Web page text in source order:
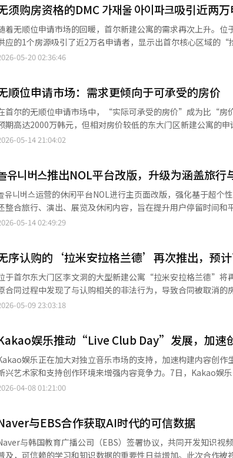
结果单（健康证）、居民登记册副本和托斯银行账户复印件。
证是必须提交的文件，以前需要在检查后再次前往卫生所领
保存和提交。 托斯银行还增强了针对个体经营者的功能。托
“个体经营者迷你主页”进行了整合。这样，商家不仅可以管
签署及相关文件准备等多项业务。 托斯银行相关人士表示：“
。”※ 本报道经人工智能（AI）系统翻译与编辑。
须购房资格的DMC 가재울 아이파크吸引近两
着无顺位申请市场的回暖，首尔新建公寓的需求再次上升。
应的1个房源吸引了近2万名申请者，显示出首尔核心区域的
主页，前一天进行的“DMC 가재울 아이파크”59㎡B生涯首次
税缴纳条件。尽管资格条件比一般的无顺位申请更为严格，但
次的分配价格与2023年首次分配时相同，定为8亿5690万元
相对较低。 根据国土交通部的实际交易价格公开系统，附近
了1亿2500万元。考虑到这一点，若中标，预计可获得约400
而建成的公寓，地下3层、地上27层，共有283户，去年12月
限的项目，成为无顺位申请竞争的中心。房价上涨导致的市场
区李文洞的“雷米安拉格兰德”和龙山区的“龙山湖畔峰会版
士认为，首尔新建公寓的供应不足与价格上涨的预期相结合，
请的中标者将于26日公布，文件接收将在27日进行，合同签
（AI）系统翻译与编辑。
05-20 02:36:46
顺位申请市场：需求更倾向于可承受的房价
首尔的无顺位申请市场中，“实际可承受的房价”成为比“房
期高达2000万韩元，但相对房价较低的东大门区新建公寓的
金能力明显分化。根据14日韩国房地产院的申请主页，前一
户家庭主。相比之下，同日进行的用山区汉江路2街的“用山
。这是由于非法行为被查处后重新供应的房源。用山湖畔首
。业内人士预计，与周边市场价格相比，至少可实现1亿至2亿
异。两个项目的申请者均仅限于在首尔居住的无房户家庭主，
选择了相对资金负担较轻的项目。特别是用山项目的高初始资
拉格兰德的房价相对较低，加上品牌大盘的优势，使得实际需
两极分化趋势愈加明显。实际需要准备的现金规模正在左右申
业人士表示：“用山的房价差异预期确实更高，但实际上更接
相对较轻，同时也能期待数亿韩元的房价差异，因此吸引了
辑。
05-14 21:04:02
유니버스推出NOL平台改版，升级为涵盖旅行
유니버스运营的休闲平台NOL进行主页面改版，强化基于超个
整合旅行、演出、展览及休闲内容，旨在提升用户停留时间和平台黏性。 13日，놀유니버스宣布
进行了改版，旨在增强涵盖旅行、休闲和文化内容的综合平台
消失。 因此，놀유니버스正在加强从以住宿和休闲为中心的结构，转向连接旅行和文化内容的综合平台战
。用户可以在一个应用程序内完成从旅行预订到演出购票、优
改版的最大变化是新增了票务标签。之前旅行和演出、展览
容的用户路径单独分离，使得用户能够更直观地根据旅行或文化、休闲目的探
到了增强。NOL在搜索框推荐语和促销横幅中应用了个性化推
性化小部件放置在主页面，提升了折扣信息的可达性。 未来，놀유니버스计划基于休闲专业性和大数据分析能力，
持续扩大超个性化推荐服务。通过分析用户偏好、消费历史和
最近，国内旅行和休闲平台市场正在迅速重组，已超越简单的预订竞争，转向基于人工智能的个性化推荐
内容策划竞争。平台运营商正集中于利用用户数据提升停留时间
旅行和文化消费已成为日常内容，平台间的领域扩展竞争也愈
和服务的连接性，提供涵盖客户日常生活中所有乐趣的用户
05-14 02:49:29
序认购的‘拉米安拉格兰德’再次推出，预
于首尔东大门区李文洞的大型新建公寓“拉米安拉格兰德”
合同过程中发现了与认购相关的非法行为，导致合同被取消的房源重新供应。 根据9日韩国
米安拉格兰德将进行一套55㎡和一套74㎡的无序认购。55㎡为一
可能出现至少6亿韩元的价格差异。 实际上，附近的公认中介表示，基于59㎡的实际交易和挂牌价格约在15亿韩元左
。55㎡的价格也可能在14亿韩元左右，而74㎡的市场价格则可能在16亿至
“彩票认购”的反应。初始分配价格与当前市场价格之间的差
激烈。 拉米安拉格兰德被认为是东大门区李文·辉京新城再开发项目的代表性小区之一。由于大型品牌公寓
区的交通和生活基础设施改善的预期，入住后市场价格迅速上涨。 尤其是在最近的首尔认购市场中，除了江
市场收益预期，无序认购的竞争氛围也愈加激烈。 认购日程将于12日进行特别供应，13日进行一般供应。中奖者
公布定于18日。照顾老人的特别供应需满足一定资格条件。根
属的人才能申请认购资格。 业内人士表示，在首尔主要地区新建公寓价格持续上涨的情况下，无序认购的热度在
05-09 23:03:18
娱乐推动“Live Club Day”发展，加速
娱乐正在加大对独立音乐市场的支持，加速构建内容创
兴艺术家和支持创作环境来增强内容竞争力。7日，Kakao娱
“Live Club Day with Kakao创作基金会”的运营成果。自
四在Melon应用程序主页面上推荐独立音乐和艺术家，提供向大
Day共举办8次，平均每场观众750人。去年举办7次，平均
增加，去年有135组艺术家参与，比2023年的109组增加约
04-08 01:21:00
与EBS合作获取AI时代的可信数据
与韩国教育广播公司（EBS）签署协议，共同开发知识视
及，可信赖的学习和知识数据的重要性日益增加。此次合作